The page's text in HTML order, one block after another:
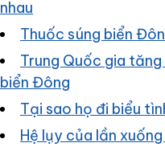
nhau
Thuốc súng biển
Trung Quốc gia
biển Đông
Tại sao họ đi biểu
Hệ lụy của lần